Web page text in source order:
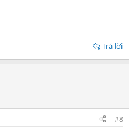
Trả lời
#8